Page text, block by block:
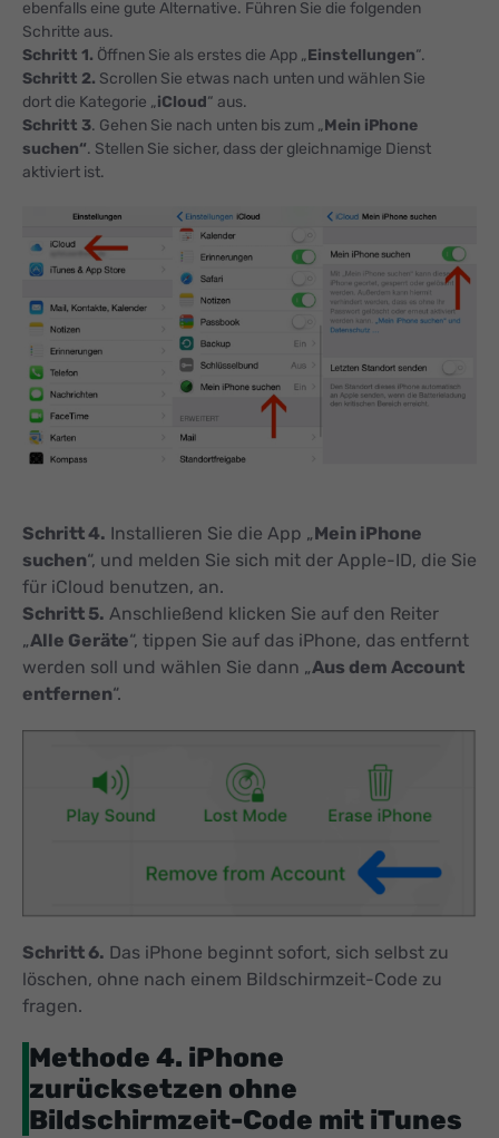
ebenfalls eine gute Alternative. Führen Sie die folgenden
Schritte aus.
Schritt 1. Öffnen Sie als erstes die App „Einstellungen“.
Schritt 2. Scrollen Sie etwas nach unten und wählen Sie
dort die Kategorie „iCloud“ aus.
Schritt 3. Gehen Sie nach unten bis zum „Mein iPhone
suchen“. Stellen Sie sicher, dass der gleichnamige Dienst
aktiviert ist.
Schritt 4. Installieren Sie die App „Mein iPhone
suchen“, und melden Sie sich mit der Apple-ID, die Sie
für iCloud benutzen, an.
Schritt 5. Anschließend klicken Sie auf den Reiter
„Alle Geräte“, tippen Sie auf das iPhone, das entfernt
werden soll und wählen Sie dann „Aus dem Account
entfernen“.
Schritt 6. Das iPhone beginnt sofort, sich selbst zu
löschen, ohne nach einem Bildschirmzeit-Code zu
fragen.
Methode 4. iPhone
zurücksetzen ohne
Bildschirmzeit-Code mit iTunes